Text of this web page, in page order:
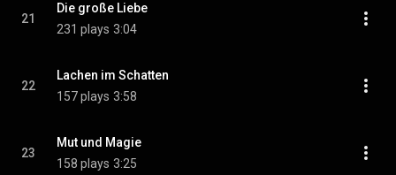
21
Die große Liebe
231 plays 3:04
22
Lachen im Schatten
157 plays 3:58
23
Mut und Magie
158 plays 3:25